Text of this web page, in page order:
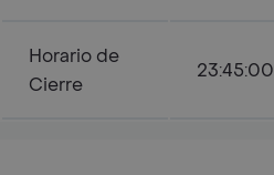
Horario de
Cierre
23:45:00